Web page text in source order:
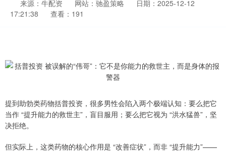
来源：牛配资 网站：驰盈策略
日期：2025-12-12
17:21:38
查看：191
提到助勃类药物括普投资，很多男性会陷入两个极端认知：要么把它
当作 “提升能力的救世主”，盲目服用；要么把它视为 “洪水猛兽”，坚
决拒绝。
但实际上，这类药物的核心作用是 “改善症状”，而非 “提升能力”——